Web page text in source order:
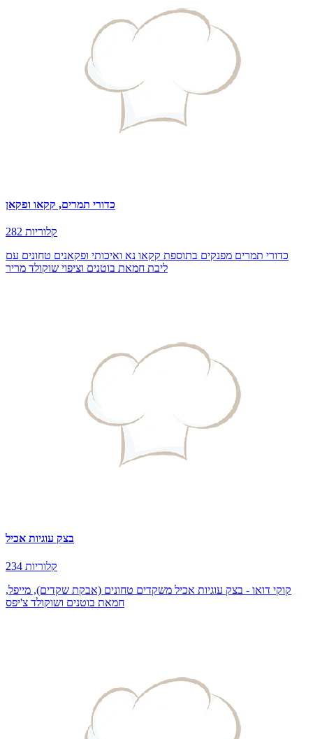
כדורי תמרים, קקאו ופקאן
282 קלוריות
כדורי תמרים מפנקים בתוספת קקאו נא ואיכותי ופקאנים טחונים עם
ליבת חמאת בוטנים וציפוי שוקולד מריר
בצק עוגיות אכיל
234 קלוריות
קוקי דואו - בצק עוגיות אכיל משקדים טחונים (אבקת שקדים), מייפל,
חמאת בוטנים ושוקולד צ'יפס